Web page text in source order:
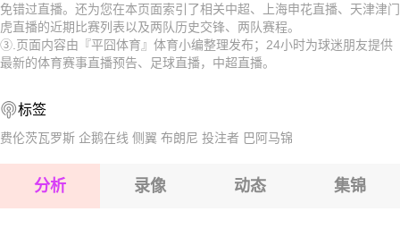
2026-08-15 【中超】 上海申花VS天津津门虎
2026-08-15 【中超】 上海申花VS天津津门虎
2026-08-15 【中超】 上海申花VS天津津门虎
2026-08-15 【中超】 上海申花VS天津津门虎
2026-08-15 【中超】 上海申花VS天津津门虎
免错过直播。还为您在本页面索引了相关中超、上海申花直播、天津津门
虎直播的近期比赛列表以及两队历史交锋、两队赛程。
③.页面内容由『平囧体育』体育小编整理发布；24小时为球迷朋友提供
最新的体育赛事直播预告、足球直播，中超直播。
标签
费伦茨瓦罗斯 企鹅在线 侧翼 布朗尼 投注者 巴阿马锦
分析 录像 动态 集锦